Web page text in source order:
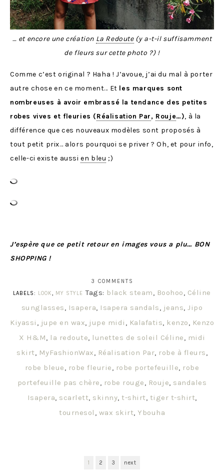
… et encore une création La Redoute(y a-t-il suffisamment
de fleurs sur cette photo ?) !
Comme c’est original ? Haha ! J’avoue, j’ai du mal à porter
autre chose en ce moment… Et les marques sont
nombreuses à avoir embrassé la tendance des petites
robes vives et fleuries (Réalisation Par, Rouje…), à la
différence que ces nouveaux modèles sont proposés à
tout petit prix… alors pourquoi se priver ? Oh, et pour info,
celle-ci existe aussien bleu ;)
J’espère que ce petit retour en images vous a plu… BON
SHOPPING !
3 COMMENTS
LABELS: LOOK, MY STYLE Tags: black steam, Boohoo, Céline
sunglasses, Isapera, Isapera sandals, jeans,Jipo
Kiyassi , jupe en wax, jupe midi , Kalafatis, kenzo, Kenzo
X H&M, la redoute, lunettes de soleil Céline, midi
skirt, MyFashionWax, Réalisation Par, robe à fleurs,
robe bleue, robe fleurie, robe portefeuille, robe
portefeuille pas chère, robe rouge, Rouje, sandales
Isapera, scarlett, skinny, t-shirt, tiger t-shirt,
tournesol , wax skirt, Ybouha
1 2 3 next